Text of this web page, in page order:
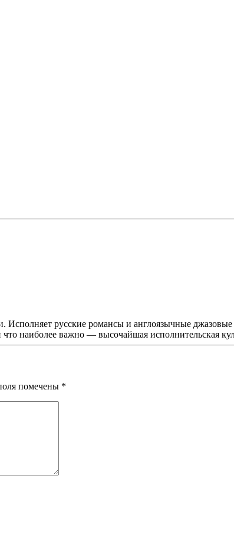
русские романсы и англоязычные
наиболее важно — высочайшая исполнительская
помечены *